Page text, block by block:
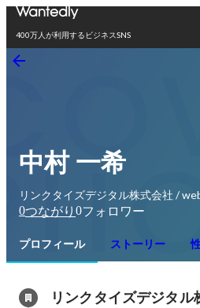
400万人が利用するビジネスSNS
中村 一希
リンクタイズデジタル株式会社 /
0つながり 0フォロワー
プロフィール ストーリー
リンクタイズデジタル